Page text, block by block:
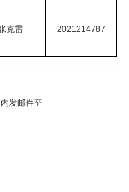
克雷 2021214787
发邮件至